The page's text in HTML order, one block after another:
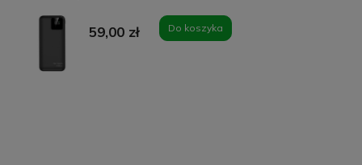
59,00 zł Do koszyka